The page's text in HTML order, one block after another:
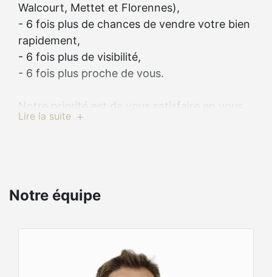
Walcourt, Mettet et Florennes),
- 6 fois plus de chances de vendre votre bien
rapidement,
- 6 fois plus de visibilité,
- 6 fois plus proche de vous.
Notre priorité est de vous satisfaire en vous
fournissant un service de qualité
d’informations sur le marché immobilier ou
sur les prix dans votre quartier ?
Appelez-nous au 071/88.88.88 et n'hésitez
Lire la suite
Notre équipe